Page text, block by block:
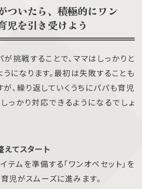
ついたら、積極的にワン
児を引き受けよう
挑戦することで、ママはしっかりと
になります。最初は失敗することも
、繰り返していくうちにパパも育児
っかり対応できるようになるでしょ
えてスタート
テムを準備する「ワンオペセット」を
児がスムーズに進みます。